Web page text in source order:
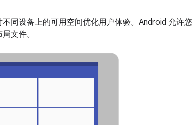
同设备上的可用空间优化用户体验。Android 允许您
文件。